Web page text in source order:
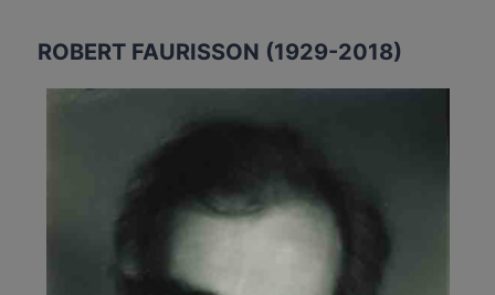
SERIONS
DE…
ROBERT FAURISSON (1929-2018)